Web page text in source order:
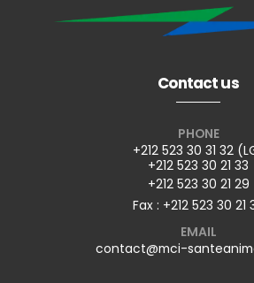
Contact us
PHONE
+212 523 30 31 32
+212 523 30 21 33
+212 523 30 21 29
Fax : +212 523 30 21
EMAIL
contact@mci-